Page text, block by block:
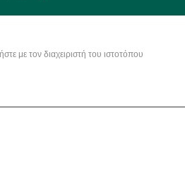
με τον διαχειριστή του ιστοτόπου